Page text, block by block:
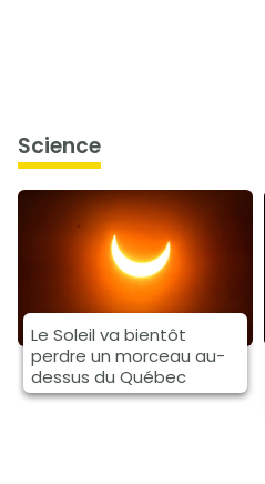
science
Le Soleil va bientôt
perdre un morceau au-
dessus du Québec